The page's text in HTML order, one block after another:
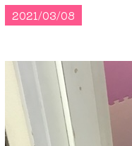
2021/03/08